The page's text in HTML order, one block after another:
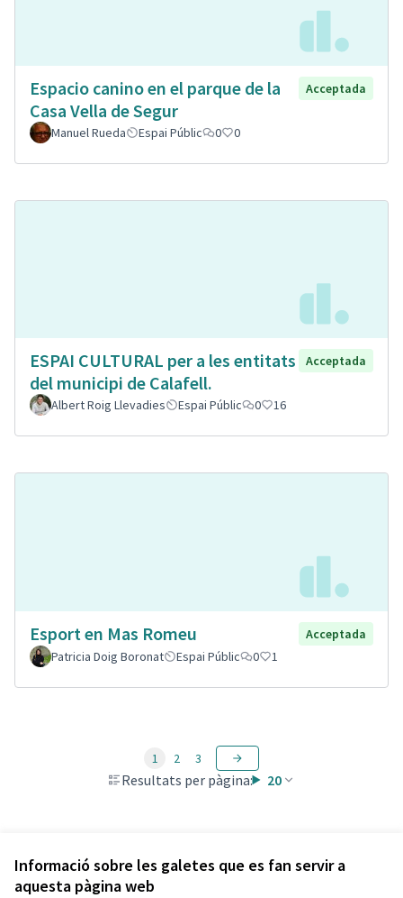
Informació sobre les galetes que es fan servir a
aquesta pàgina web
Espacio canino en el parque de la
Casa Vella de Segur
Acceptada
Manuel Rueda Espai Públic 0 0
ESPAI CULTURAL per a les entitats
del municipi de Calafell.
Acceptada
Albert Roig Llevadies Espai Públic 0 16
Esport en Mas Romeu
Acceptada
Patricia Doig Boronat
Espai Públic 0 1
Resultats per pàgina: 20
1 2 3
Veure totes les propostes retirades